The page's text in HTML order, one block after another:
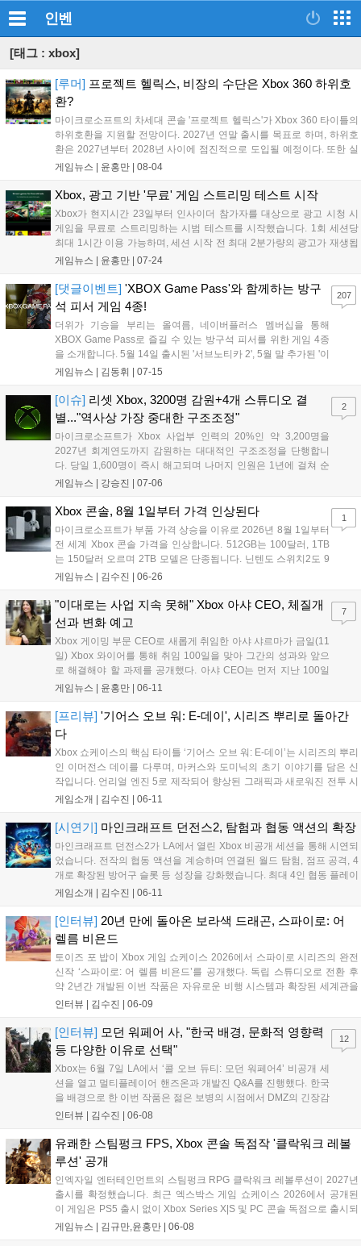
인벤
[태그 : xbox]
[루머] 프로젝트 헬릭스, 비장의 수단은 Xbox 360 하위호
환?
마이크로소프트의 차세대 콘솔 '프로젝트 헬릭스'가 Xbox 360 타이틀의
하위호환을 지원할 전망이다. 2027년 연말 출시를 목표로 하며, 하위호
환은 2027년부터 2028년 사이에 점진적으로 도입될 예정이다. 또한 실
물 디스크를 디지털 라이선스로 전환하는 기능도 포함될 것으로 보이나,
Xbox 게임의 PC 버전 정식 출시는 2026년 10월로 예정되어 있어 향후
마이크로소프트의 콘솔 전략에 큰 변화가 예상된다....
게임뉴스 | 윤홍만 08-04
Xbox, 광고 기반 '무료' 게임 스트리밍 테스트 시작
Xbox가 현지시간 23일부터 인사이더 참가자를 대상으로 광고 시청 시
게임을 무료로 스트리밍하는 시범 테스트를 시작했습니다. 1회 세션당
최대 1시간 이용 가능하며, 세션 시작 전 최대 2분가량의 광고가 재생됩
니다. 이번 테스트는 접근성 확대를 목적으로 하며, 게임플레이 흐름을
개선할 예정이나 정식 서비스 일정은 미정입니다....
게임뉴스 | 윤홍만 07-24
[댓글이벤트] 'XBOX Game Pass'와 함께하는 방구
석 피서 게임 4종!
더위가 기승을 부리는 올여름, 네이버플러스 멤버십을 통해
XBOX Game Pass로 즐길 수 있는 방구석 피서를 위한 게임 4종
을 소개합니다. 5월 14일 출시된 '서브노티카 2', 5월 말 추가된 '이
스케이프 더 백룸', 6월 9일 복귀한 '페르소나 5 더 로열', 6월 18일
2026 월드컵 열기를 게임으로 이어갈 수 있으며, 7월 17일까지
슈퍼차지 팩도 제공됩니다. 방구석에서 시원하게 게임을 즐겨보
세요....
게임뉴스 | 김동휘 07-15
207
[이슈] 리셋 Xbox, 3200명 감원+4개 스튜디오 결
별..."역사상 가장 중대한 구조조정"
마이크로소프트가 Xbox 사업부 인력의 20%인 약 3,200명을
2027년 회계연도까지 감원하는 대대적인 구조조정을 단행합니
다. 당일 1,600명이 즉시 해고되며 나머지 인원은 1년에 걸쳐 순
차적으로 정리됩니다. 또한 컴펄션 게임즈 등 4개 스튜디오가 독
관리 계층을 대폭 축소하고 COO 직책을 신설하는 등 조직을 재
편하지만, 올해 역대 최대 수준의 투자를 지속하며 주요 프랜차이
즈 중심의 성장을 이어갈 계획임을 강조했습니다....
게임뉴스 | 강승진 07-06
2
Xbox 콘솔, 8월 1일부터 가격 인상된다
마이크로소프트가 부품 가격 상승을 이유로 2026년 8월 1일부터
전 세계 Xbox 콘솔 가격을 인상합니다. 512GB는 100달러, 1TB
는 150달러 오르며 2TB 모델은 단종됩니다. 닌텐도 스위치2도 9
월 가격 변경이 예정된 가운데, 업계 전반의 제조 원가 부담이 소
게임뉴스 | 김수진 06-26
1
"이대로는 사업 지속 못해" Xbox 아샤 CEO, 체질개
선과 변화 예고
Xbox 게이밍 부문 CEO로 새롭게 취임한 아샤 샤르마가 금일(11
일) Xbox 와이어를 통해 취임 100일을 맞아 그간의 성과와 앞으
로 해결해야 할 과제를 공개했다. 아샤 CEO는 먼저 지난 100일
동안 Xbox가 의미 있는 변화를 이뤄냈다고 평가하는 한편, 수익
고 인정했다. 그는 "지난...
게임뉴스 | 윤홍만 06-11
7
[프리뷰] '기어스 오브 워: E-데이', 시리즈 뿌리로 돌아간
다
Xbox 쇼케이스의 핵심 타이틀 ‘기어스 오브 워: E-데이’는 시리즈의 뿌리
인 이머전스 데이를 다루며, 마커스와 도미닉의 초기 이야기를 담은 신
작입니다. 언리얼 엔진 5로 제작되어 향상된 그래픽과 새로워진 전투 시
스템을 선보이며, 칼로나 도시를 배경으로 선형적 구조의 캠페인을 제공
스로도 즐길 수 있습니다....
게임소개 | 김수진 06-11
[시연기] 마인크래프트 던전스2, 탐험과 협동 액션의 확장
마인크래프트 던전스2가 LA에서 열린 Xbox 비공개 세션을 통해 시연되
었습니다. 전작의 협동 액션을 계승하며 연결된 월드 탐험, 점프 공격, 4
개로 확장된 방어구 슬롯 등 성장을 강화했습니다. 최대 4인 협동 플레이
와 새로운 장비 탈리스만이 특징이며, 9월 29일 PC, PS5, Xbox 시리즈
게임소개 | 김수진 06-11
[인터뷰] 20년 만에 돌아온 보라색 드래곤, 스파이로: 어
렐름 비욘드
토이즈 포 밥이 Xbox 게임 쇼케이스 2026에서 스파이로 시리즈의 완전
신작 ‘스파이로: 어 렐름 비욘드’를 공개했다. 독립 스튜디오로 전환 후
약 2년간 개발된 이번 작품은 자유로운 비행 시스템과 확장된 세계관을
특징으로 하며, 성우 톰 케니가 다시 스파이로 역을 맡는다. 신규 유저도
즈 X|S, 닌텐도 스위치2로 출시될 예정이다....
인터뷰 | 김수진 06-09
[인터뷰] 모던 워페어 사, "한국 배경, 문화적 영향력
등 다양한 이유로 선택"
Xbox는 6월 7일 LA에서 ‘콜 오브 듀티: 모던 워페어4’ 비공개 세
션을 열고 멀티플레이어 핸즈온과 개발진 Q&A를 진행했다. 한국
을 배경으로 한 이번 작품은 젊은 보병의 시점에서 DMZ의 긴장감
을 다루며, 쇼크웨이브 등 영화적 연출과 정밀한 전투 경험을 제
도입되었으며, 10월 23일 PC, PS5, Xbox 시리즈 X|S, 닌텐도 스
위치2로 출시될 예정이다....
인터뷰 | 김수진 06-08
12
유쾌한 스팀펑크 FPS, Xbox 콘솔 독점작 '클락워크 레볼
루션' 공개
인엑자일 엔터테인먼트의 스팀펑크 RPG 클락워크 레볼루션이 2027년
출시를 확정했습니다. 최근 엑스박스 게임 쇼케이스 2026에서 공개된
이 게임은 PS5 출시 없이 Xbox Series X|S 및 PC 콘솔 독점으로 출시되
며, 발매와 동시에 게임 패스에 포함될 예정입니다. 증기기관 도시 아발
게임뉴스 | 김규만,윤홍만 06-08